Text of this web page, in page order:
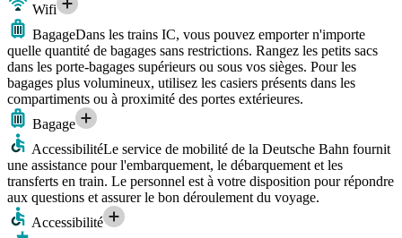
Wifi
BagageDans les trains IC, vous pouvez emporter n'importe
quelle quantité de bagages sans restrictions. Rangez les petits sacs
dans les porte-bagages supérieurs ou sous vos sièges. Pour les
bagages plus volumineux, utilisez les casiers présents dans les
compartiments ou à proximité des portes extérieures.
Bagage
AccessibilitéLe service de mobilité de la Deutsche Bahn fournit
une assistance pour l'embarquement, le débarquement et les
transferts en train. Le personnel est à votre disposition pour répondre
aux questions et assurer le bon déroulement du voyage.
Accessibilité